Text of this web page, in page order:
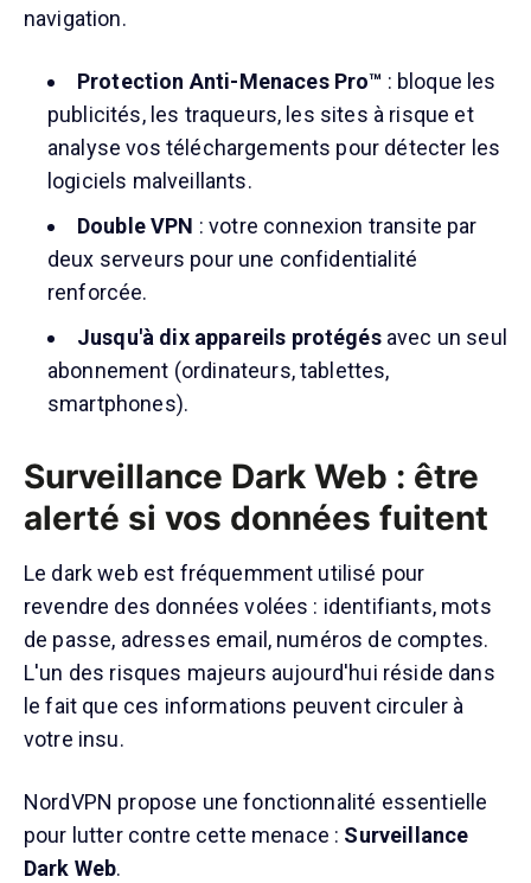
navigation.
Protection Anti-Menaces Pro™ : bloque les
publicités, les traqueurs, les sites à risque et
analyse vos téléchargements pour détecter les
logiciels malveillants.
Double VPN : votre connexion transite par
deux serveurs pour une confidentialité
renforcée.
Jusqu'à dix appareils protégésavec un seul
abonnement (ordinateurs, tablettes,
smartphones).
Surveillance Dark Web : être
alerté si vos données fuitent
Le dark web est fréquemment utilisé pour
revendre des données volées : identifiants, mots
de passe, adresses email, numéros de comptes.
L'un des risques majeurs aujourd'hui réside dans
le fait que ces informations peuvent circuler à
votre insu.
NordVPN propose une fonctionnalité essentielle
pour lutter contre cette menace : Surveillance
Dark Web.